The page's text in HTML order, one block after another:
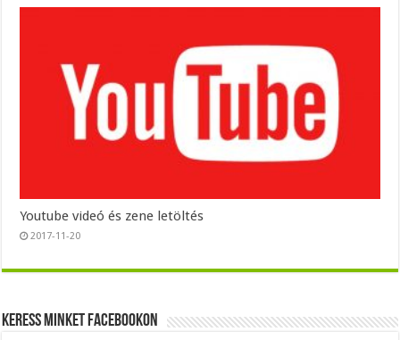
Youtube videó és zene letöltés
2017-11-20
Keress minket Facebookon